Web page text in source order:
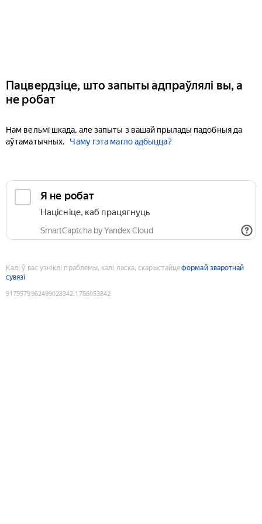
Пацвердзіце, што запыты адпраўлялі вы, а
не робат
Нам вельмі шкада, але запыты з вашай прылады падобныя да
аўтаматычных.
Чаму гэта магло адбыцца?
Я не робат
Націсніце, каб працягнуць
SmartCaptcha by Yandex Cloud
Калі ў вас узніклі праблемы, калі ласка, скарыстайцеформай зваротнай
сувязі
9179579962499028342:1786053842